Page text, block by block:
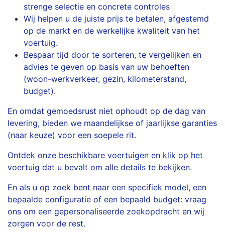
strenge selectie en concrete controles
Wij helpen u de juiste prijs te betalen, afgestemd
op de markt en de werkelijke kwaliteit van het
voertuig.
Bespaar tijd door te sorteren, te vergelijken en
advies te geven op basis van uw behoeften
(woon-werkverkeer, gezin, kilometerstand,
budget).
En omdat gemoedsrust niet ophoudt op de dag van
levering, bieden we maandelijkse of jaarlijkse garanties
(naar keuze) voor een soepele rit.
Ontdek onze beschikbare voertuigen en klik op het
voertuig dat u bevalt om alle details te bekijken.
En als u op zoek bent naar een specifiek model, een
bepaalde configuratie of een bepaald budget: vraag
ons om een gepersonaliseerde zoekopdracht en wij
zorgen voor de rest.